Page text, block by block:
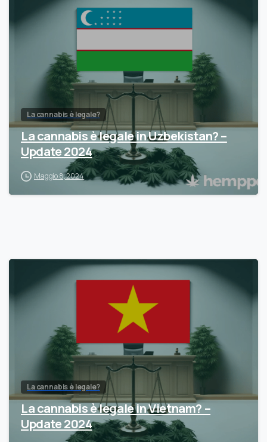
La cannabis è legale?
La cannabis è legale in Uzbekistan? –
Update 2024
Maggio 8, 2024
La cannabis è legale?
La cannabis è legale in Vietnam? –
Update 2024